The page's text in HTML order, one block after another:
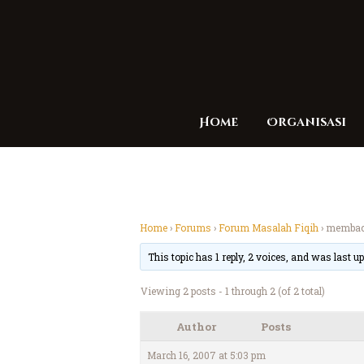
Home Organisasi
Home›Forums ›Forum Masalah Fiqih ›
This topic has 1 reply, 2 voices, and was last
Viewing 2 posts - 1 through 2 (of 2 total)
Author Posts
March 16, 2007 at 5:03 pm